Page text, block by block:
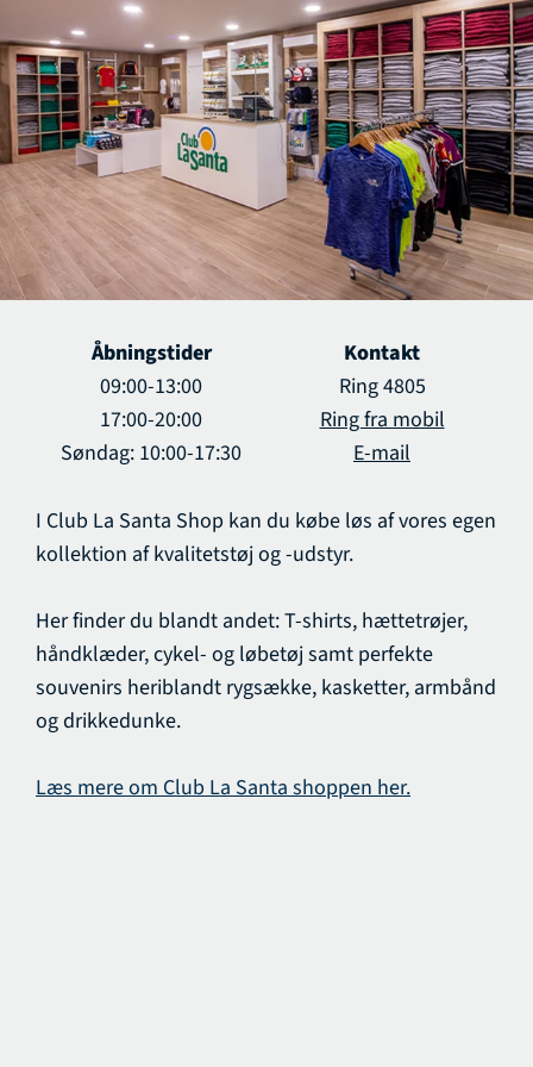
Åbningstider
09:00-13:00
17:00-20:00
Søndag: 10:00-17:30
Kontakt
Ring 4805
Ring fra mobil
E-mail
I Club La Santa Shop kan du købe løs af vores egen
kollektion af kvalitetstøj og -udstyr.
Her finder du blandt andet:T-shirts, hættetrøjer,
håndklæder, cykel- og løbetøj samt perfekte
souvenirs heriblandt rygsække, kasketter, armbånd
og drikkedunke.
Læs mere om Club La Santa shoppen her.